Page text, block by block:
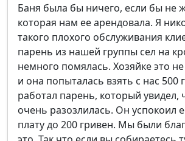
Баня была бы ничего, если бы не
которая нам ее арендовала. Я
такого плохого обслуживания
парень из нашей группы сел на
немного помялась. Хозяйке это
и она попыталась взять с нас 500
работал парень, который увидел,
очень разозлилась. Он успокоил
плату до 200 гривен. Мы были